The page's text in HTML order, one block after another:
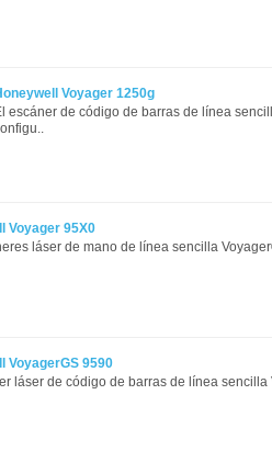
Voyager 1250g
escáner de código de barras de línea
Voyager 95X0
láser de mano de línea sencilla
VoyagerGS 9590
láser de código de barras de línea